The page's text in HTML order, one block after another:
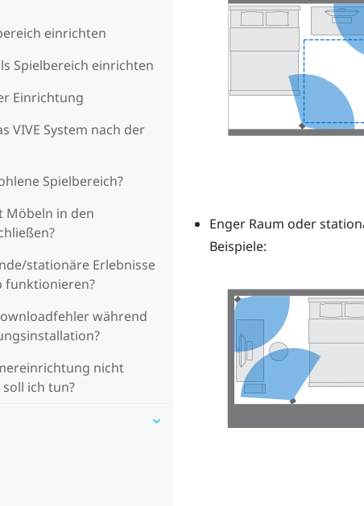
einrichten
Spielbereich einrichten
Einrichtung
VIVE System nach der
Spielbereich?
Möbeln in den
stationäre Erlebnisse
funktionieren?
während
nicht
ich tun?
Enger Raum oder
Beispiele: